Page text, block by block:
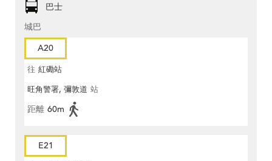
巴士
城巴
A20
往 紅磡站
旺角警署, 彌敦道 站
距離 60m
E21